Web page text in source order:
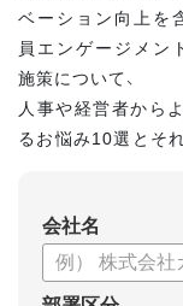
ベーション向上を
員エンゲージメン
施策について、
人事や経営者から
るお悩み10選とそ
特にカオナビご利
ございますので
会社名